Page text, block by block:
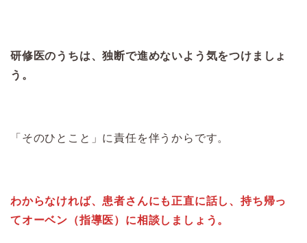
研修医のうちは、独断で進めないよう気をつけましょ
う。
「そのひとこと」に責任を伴うからです。
わからなければ、患者さんにも正直に話し、持ち帰っ
てオーベン（指導医）に相談しましょう。